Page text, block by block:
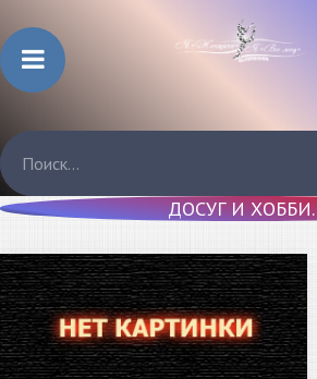
ДОСУГ И ХОББИ.